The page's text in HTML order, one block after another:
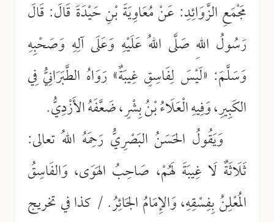
مَجْمَعِ الزَّوَائِدِ: عَنْ مُعَاوِيَةَ بْنِ حَيْدَةَ قَالَ: قَالَ
رَسُولُ اللهِ صَلَّى اللهُ عَلَيْهِ وَعَلَى آلِهِ وَصَحْبِهِ
وَسَلَّمَ: «لَيْسَ لِفَاسِقٍ غِيبَةٌ» رَوَاهُ الطَّبَرَانِيُّ فِي
الكَبِيرِ، وَفِيهِ الْعَلَاءُ بْنُ بِشْرٍ، ضَعَّفَهُ الأَزْدِيُّ.
وَيَقُولُ الحَسَنُ البَصْرِيُّ رَحِمَهُ اللهُ تعالى:
ثَلَاثَةٌ لَا غِيبَةَ لَهُمْ، صَاحِبُ الهَوَى، وَالفَاسِقُ
المُعْلِنُ بِفِسْقِهِ، وَالإِمَامُ الجَائِرُ. / كذا في تخريج